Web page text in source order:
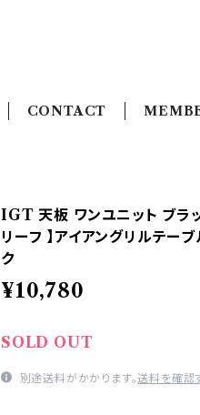
CONTACT
IGT 天板 ワンユニット ブラ
リーフ 】アイアングリルテ
ク
¥10,780
SOLD OUT
別途送料がかかります。送料を確認